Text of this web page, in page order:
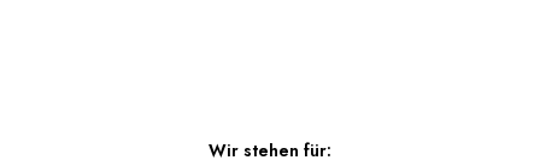
Wir stehen für: